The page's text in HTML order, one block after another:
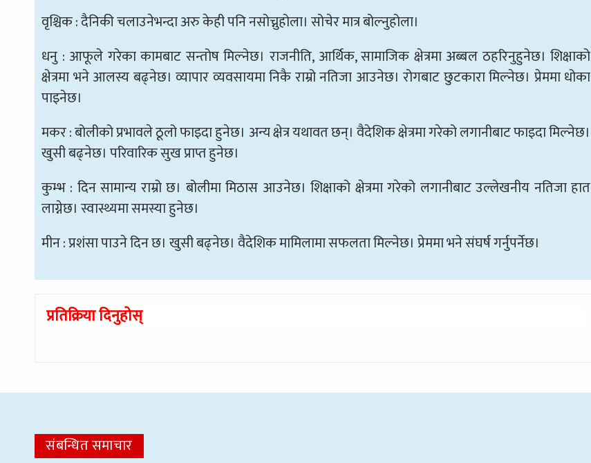
वृश्चिक : दैनिकी चलाउनेभन्दा अरु केही पनि नसोच्नुहोला। सोचेर मात्र बोल्नुहोला।
धनु : आफूले गरेका कामबाट सन्तोष मिल्नेछ। राजनीति, आर्थिक, सामाजिक क्षेत्रमा अब्बल ठहरिनुहुनेछ। शिक्षाको
क्षेत्रमा भने आलस्य बढ्नेछ। व्यापार व्यवसायमा निकै राम्रो नतिजा आउनेछ। रोगबाट छुटकारा मिल्नेछ। प्रेममा धोका
पाइनेछ।
मकर : बोलीको प्रभावले ठूलो फाइदा हुनेछ। अन्य क्षेत्र यथावत छन्। वैदेशिक क्षेत्रमा गरेको लगानीबाट फाइदा मिल्नेछ।
खुसी बढ्नेछ। परिवारिक सुख प्राप्त हुनेछ।
कुम्भ : दिन सामान्य राम्रो छ। बोलीमा मिठास आउनेछ। शिक्षाको क्षेत्रमा गरेको लगानीबाट उल्लेखनीय नतिजा हात
लाग्नेछ। स्वास्थ्यमा समस्या हुनेछ।
मीन : प्रशंसा पाउने दिन छ। खुसी बढ्नेछ। वैदेशिक मामिलामा सफलता मिल्नेछ। प्रेममा भने संघर्ष गर्नुपर्नेछ।
प्रतिक्रिया दिनुहोस्
संबन्धित समाचार